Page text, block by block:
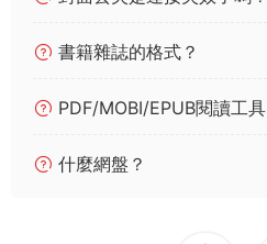
書籍雜誌的格式？
PDF/MOBI/EPUB閱讀工具
什麼網盤？